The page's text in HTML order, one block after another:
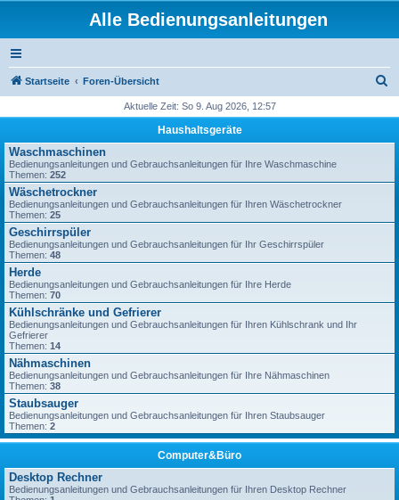
Alle Bedienungsanleitungen
Startseite Foren-Übersicht
h
Aktuelle Zeit: So 9. Aug 2026, 12:57
Haushaltsgeräte
Waschmaschinen
Bedienungsanleitungen und Gebrauchsanleitungen für Ihre Waschmaschine
Themen: 252
Wäschetrockner
Bedienungsanleitungen und Gebrauchsanleitungen für Ihren Wäschetrockner
Themen: 25
Geschirrspüler
Bedienungsanleitungen und Gebrauchsanleitungen für Ihr Geschirrspüler
Themen: 48
Herde
Bedienungsanleitungen und Gebrauchsanleitungen für Ihre Herde
Themen: 70
Kühlschränke und Gefrierer
Bedienungsanleitungen und Gebrauchsanleitungen für Ihren Kühlschrank und Ihr
Gefrierer
Themen: 14
Nähmaschinen
Bedienungsanleitungen und Gebrauchsanleitungen für Ihre Nähmaschinen
Themen: 38
Staubsauger
Bedienungsanleitungen und Gebrauchsanleitungen für Ihren Staubsauger
Themen: 2
Computer&Büro
Desktop Rechner
Bedienungsanleitungen und Gebrauchsanleitungen für Ihren Desktop Rechner